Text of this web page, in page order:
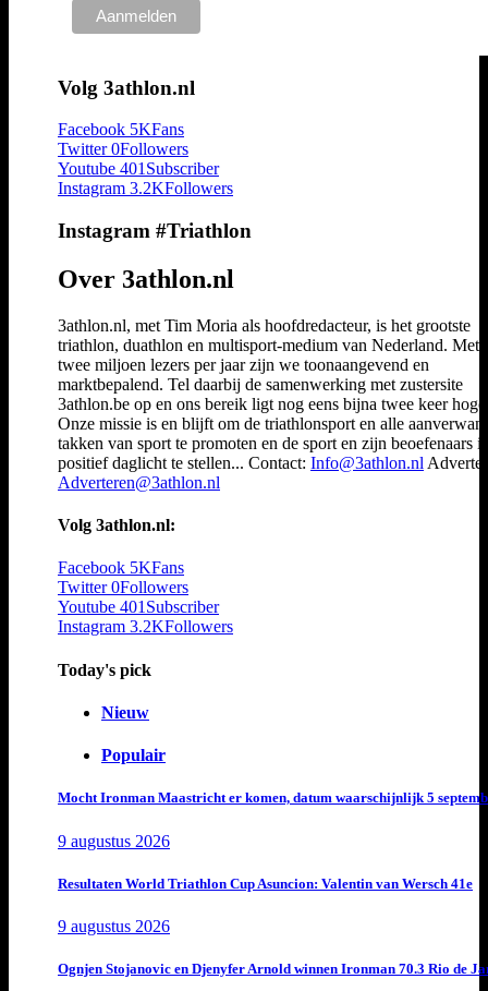
Volg 3athlon.nl
Facebook 5KFans
Twitter 0Followers
Youtube 401 Subscriber
Instagram 3.2KFollowers
Instagram #Triathlon
Over 3athlon.nl
3athlon.nl, met Tim Moria als hoofdredacteur, is het grootste
triathlon, duathlon en multisport-medium van Nederland. Met
twee miljoen lezers per jaar zijn we toonaangevend en
marktbepalend. Tel daarbij de samenwerking met zustersite
3athlon.be op en ons bereik ligt nog eens bijna twee keer
Onze missie is en blijft om de triathlonsport en alle
takken van sport te promoten en de sport en zijn beoefenaars
positief daglicht te stellen... Contact: Info@3athlon.nl
Adverteren@3athlon.nl
Volg 3athlon.nl:
Facebook 5KFans
Twitter 0Followers
Youtube 401Subscriber
Instagram 3.2KFollowers
Today's pick
Nieuw
Populair
Mocht Ironman Maastricht er komen, datum waarschijnlijk 5
9 augustus 2026
Resultaten World Triathlon Cup Asuncion: Valentin van Wersch 41e
9 augustus 2026
Ognjen Stojanovic en Djenyfer Arnold winnen Ironman 70.3 Rio de